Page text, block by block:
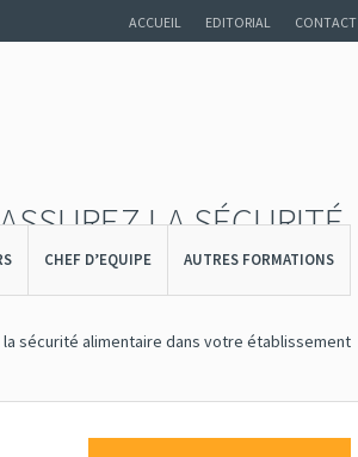
ACCUEIL EDITORIAL CONTACT
CHEF D’EQUIPE AUTRES FORMATIONS
LA SÉCURITÉ
la sécurité alimentaire dans votre établissement